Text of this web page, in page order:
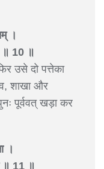
।
॥ 10 ॥
उसे दो पत्तेका
शाखा और
पूर्ववत् खड़ा कर
।
॥ 11 ॥